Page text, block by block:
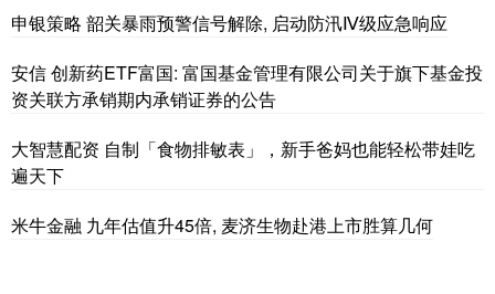
申银策略 韶关暴雨预警信号解除, 启动防汛Ⅳ级应急响应
安信 创新药ETF富国: 富国基金管理有限公司关于旗下基金投
资关联方承销期内承销证券的公告
大智慧配资 自制「食物排敏表」，新手爸妈也能轻松带娃吃
遍天下
米牛金融 九年估值升45倍, 麦济生物赴港上市胜算几何